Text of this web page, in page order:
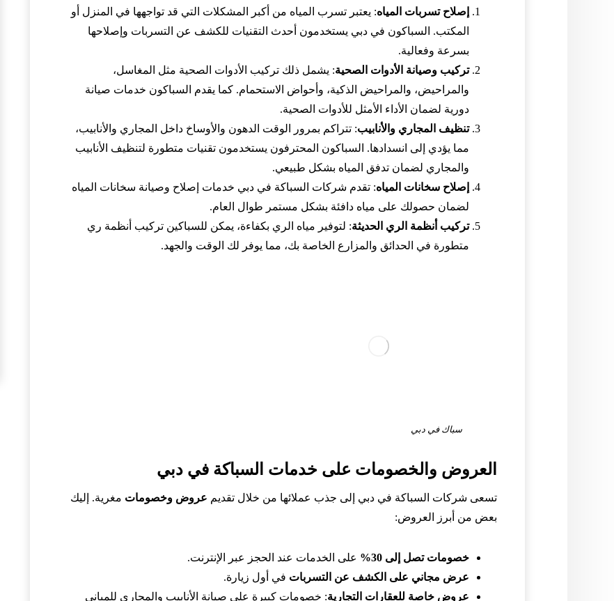
إصلاح تسربات المياه: يعتبر تسرب المياه من أكبر المشكلات التي قد تواجهها في المنزل أو
المكتب. السباكون في دبي يستخدمون أحدث التقنيات للكشف عن التسربات وإصلاحها
بسرعة وفعالية.
تركيب وصيانة الأدوات الصحية: يشمل ذلك تركيب الأدوات الصحية مثل المغاسل،
والمراحيض، والمراحيض الذكية، وأحواض الاستحمام. كما يقدم السباكون خدمات صيانة
دورية لضمان الأداء الأمثل للأدوات الصحية.
تنظيف المجاري والأنابيب: تتراكم بمرور الوقت الدهون والأوساخ داخل المجاري والأنابيب،
مما يؤدي إلى انسدادها. السباكون المحترفون يستخدمون تقنيات متطورة لتنظيف الأنابيب
والمجاري لضمان تدفق المياه بشكل طبيعي.
إصلاح سخانات المياه: تقدم شركات السباكة في دبي خدمات إصلاح وصيانة سخانات المياه
لضمان حصولك على مياه دافئة بشكل مستمر طوال العام.
تركيب أنظمة الري الحديثة: لتوفير مياه الري بكفاءة، يمكن للسباكين تركيب أنظمة ري
متطورة في الحدائق والمزارع الخاصة بك، مما يوفر لك الوقت والجهد.
سباك في دبي
العروض والخصومات على خدمات السباكة في دبي
تسعى شركات السباكة في دبي إلى جذب عملائها من خلال تقديم عروض وخصومات مغرية. إليك
بعض من أبرز العروض:
خصومات تصل إلى 30%
على الخدمات عند الحجز عبر الإنترنت.
عرض مجاني على الكشف عن التسربات في أول زيارة.
عروض خاصة للعقارات التجارية: خصومات كبيرة على صيانة الأنابيب والمجاري للمباني